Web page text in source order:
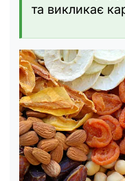
та викликає